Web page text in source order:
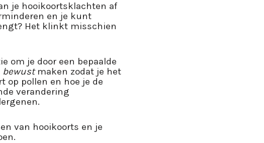
je hooikoortsklachten af
en je kunt
Het klinkt misschien
om je door een bepaalde
bewustmaken zodat je het
op pollen en hoe je de
verandering
van hooikoorts en je